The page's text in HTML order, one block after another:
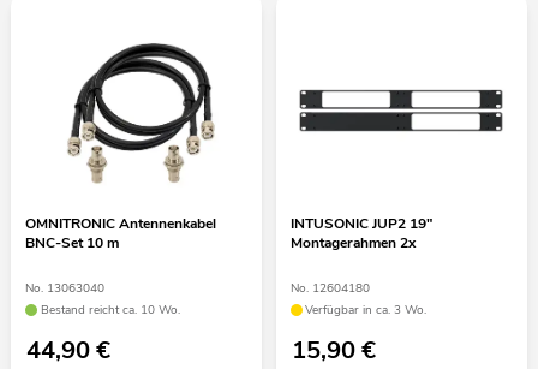
OMNITRONIC Antennenkabel
BNC-Set 10 m
No. 13063040
Bestand reicht ca. 10 Wo.
44,90€
INTUSONIC JUP2 19"
Montagerahmen 2x
No. 12604180
Verfügbar in ca. 3 Wo.
15,90€